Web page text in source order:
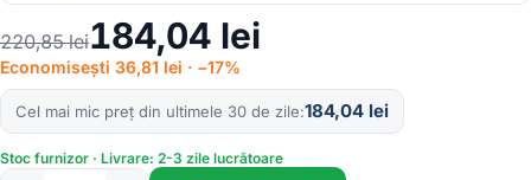
220,85lei184,04 lei
Economisești 36,81 lei · −17%
Cel mai mic preț din ultimele 30 de zile 184,04 lei
Stoc furnizor · Livrare: 2-3 zile lucrătoare